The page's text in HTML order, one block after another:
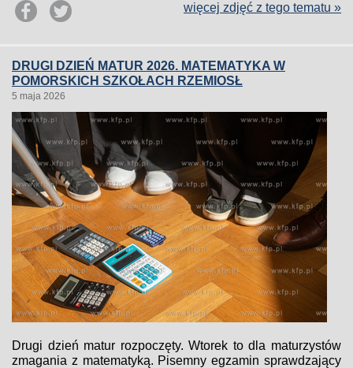
więcej zdjęć z tego tematu »
DRUGI DZIEŃ MATUR 2026. MATEMATYKA W
POMORSKICH SZKOŁACH RZEMIOSŁ
5 maja 2026
Drugi dzień matur rozpoczęty. Wtorek to dla maturzystów
zmagania z matematyką. Pisemny egzamin sprawdzający